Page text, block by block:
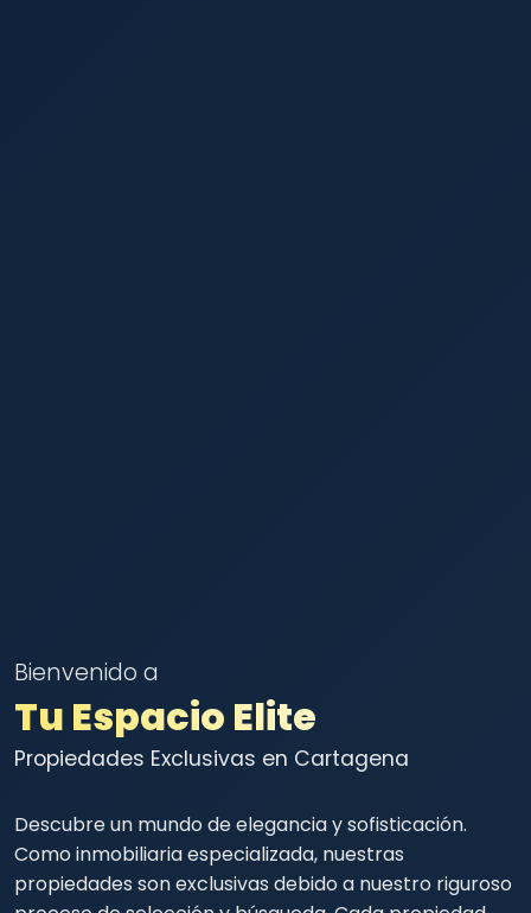
Bienvenido a
Tu Espacio Elite
Propiedades Exclusivas en Cartagena
Descubre un mundo de elegancia y sofisticación.
Como inmobiliaria especializada, nuestras
propiedades son exclusivas debido a nuestro riguroso